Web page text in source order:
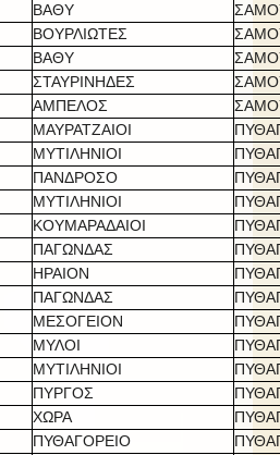
ΒΑΘΥ
ΒΟΥΡΛΙΩΤΕΣ
ΒΑΘΥ
ΣΤΑΥΡΙΝΗΔΕΣ
ΑΜΠΕΛΟΣ
ΜΑΥΡΑΤΖΑΙΟΙ
ΜΥΤΙΛΗΝΙΟΙ
ΠΑΝΔΡΟΣΟ
ΜΥΤΙΛΗΝΙΟΙ
ΚΟΥΜΑΡΑΔΑΙΟΙ
ΠΑΓΩΝΔΑΣ
ΗΡΑΙΟΝ
ΠΑΓΩΝΔΑΣ
ΜΕΣΟΓΕΙΟΝ
ΜΥΛΟΙ
ΜΥΤΙΛΗΝΙΟΙ
ΠΥΡΓΟΣ
ΧΩΡΑ
ΠΥΘΑΓΟΡΕΙΟ